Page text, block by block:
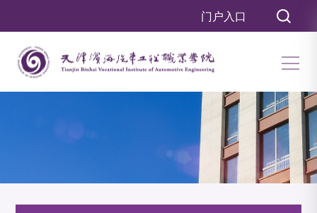
门户入口